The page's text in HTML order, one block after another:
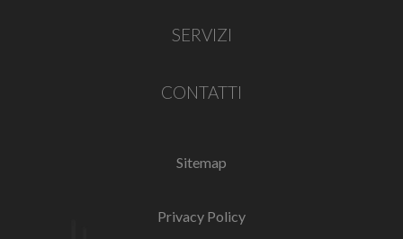
SERVIZI
CONTATTI
Sitemap
Privacy Policy